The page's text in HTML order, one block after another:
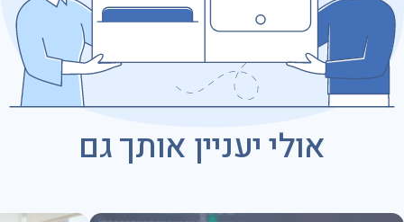
נושא הפנייה
אולי יעניין אותך גם